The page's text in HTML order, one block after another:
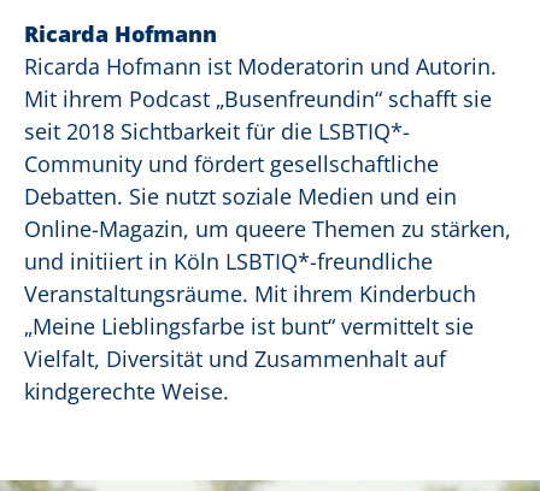
Ricarda Hofmann
Ricarda Hofmann ist Moderatorin und Autorin.
Mit ihrem Podcast „Busenfreundin“ schafft sie
seit 2018 Sichtbarkeit für die LSBTIQ*-
Community und fördert gesellschaftliche
Debatten. Sie nutzt soziale Medien und ein
Online-Magazin, um queere Themen zu stärken,
und initiiert in Köln LSBTIQ*-freundliche
Veranstaltungsräume. Mit ihrem Kinderbuch
„Meine Lieblingsfarbe ist bunt“ vermittelt sie
Vielfalt, Diversität und Zusammenhalt auf
kindgerechte Weise.
Video-Player